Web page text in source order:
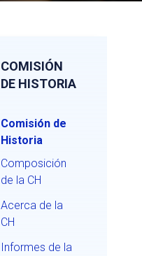
COMISIÓN
DE HISTORIA
Comisión de
Historia
Composición
de la CH
Acerca de la
CH
Informes de la